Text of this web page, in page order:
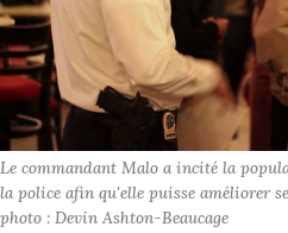
Le commandant Malo a incité la
la police afin qu'elle puisse améliorer
photo : Devin Ashton-Beaucage